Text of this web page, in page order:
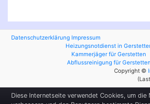
Datenschutzerklärung Impressum
Heizungsnotdienst in
Kammerjäger für Gerstetten
Abflussreinigung für Gerstetten
Copyright ©
Diese Internetseite verwendet Cookies, um die